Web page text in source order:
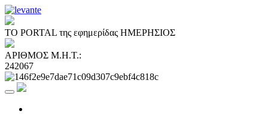
ΤΟ PORTAL της εφημερίδας ΗΜΕΡΗΣΙΟΣ
ΑΡΙΘΜΟΣ Μ.Η.Τ.:
242067